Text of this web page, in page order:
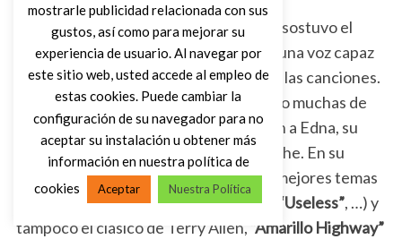
Sin recurrir a grandes recursos, Nenni sostuvo el
concierto con una presencia serena y una voz capaz
de dotar de profundidad a cada una de las canciones.
Además, fue muy cercana, comentando muchas de
sus canciones y dedicando una canción a Edna, su
perra, que cumplía nueve años esa noche. En su
repertorio no faltaron algunas de sus mejores temas
“Don’t Wanna Cry” ,“On The Ranch” “Useless”, …) y
tampoco el clásico de Terry Allen, “Amarillo Highway”
mostrarle publicidad relacionada con sus
gustos, así como para mejorar su
experiencia de usuario. Al navegar por
este sitio web, usted accede al empleo de
estas cookies. Puede cambiar la
configuración de su navegador para no
aceptar su instalación u obtener más
información en nuestra política de
cookies
Aceptar Nuestra Política